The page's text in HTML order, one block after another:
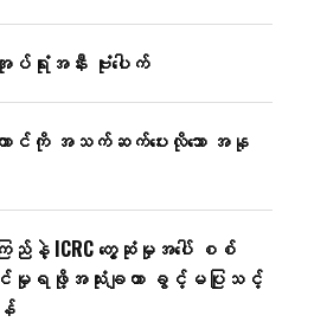
ရုံးအနီး ဗုံးပေါက်
ာင်ကို အသက်ဆက်ပေးလိုသော အနု
ြည်နဲ့ ICRC တွေ့ဆုံမှုအပေါ် စစ်
မှုရဖို့အသုံးချတာ ခွင့်မပြုသင့်